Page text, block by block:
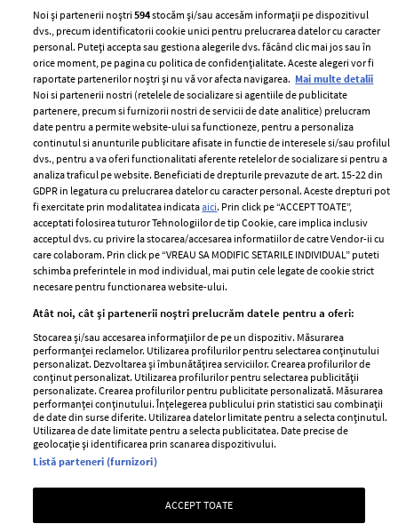
ELLE Style Awards
2024
Despre ELLE
Romania
Contact
Abonamente
Termeni si conditii
Politica de
confidențialitate
Politica de cookies
Publicitate
GSP
Unica
Baby
Retete
femei
Viva
Avantaje
Retete practice
Pariază responsabil! Decizia ONJN nr. 821/25.09.2025.
Jocurile de noroc sunt interzise minorilor.
Noi și partenerii noștri594stocăm și/sau accesăm informații pe dispozitivul
dvs., precum identificatorii cookie unici pentru prelucrarea datelor cu caracter
personal. Puteți accepta sau gestiona alegerile dvs. făcând clic mai jos sau în
orice moment, pe pagina cu politica de confidențialitate. Aceste alegeri vor fi
raportate partenerilor noștri și nu vă vor afecta navigarea. Mai multe detalii
Noi si partenerii nostri (retelele de socializare si agentiile de publicitate
partenere, precum si furnizorii nostri de servicii de date analitice) prelucram
date pentru a permite website-ului sa functioneze, pentru a personaliza
continutul si anunturile publicitare afisate in functie de interesele si/sau profilul
dvs., pentru a va oferi functionalitati aferente retelelor de socializare si pentru a
analiza traficul pe website. Beneficiati de drepturile prevazute de art. 15-22 din
GDPR in legatura cu prelucrarea datelor cu caracter personal. Aceste drepturi pot
fi exercitate prin modalitatea indicataaici. Prin click pe “ACCEPT TOATE”,
acceptati folosirea tuturor Tehnologiilor de tip Cookie, care implica inclusiv
acceptul dvs. cu privire la stocarea/accesarea informatiilor de catre Vendor-ii cu
care colaboram. Prin click pe “VREAU SA MODIFIC SETARILE INDIVIDUAL” puteti
schimba preferintele in mod individual, mai putin cele legate de cookie strict
necesare pentru functionarea website-ului.
Atât noi, cât și partenerii noștri prelucrăm datele pentru a oferi:
Stocarea și/sau accesarea informațiilor de pe un dispozitiv. Măsurarea
performanței reclamelor. Utilizarea profilurilor pentru selectarea conținutului
personalizat. Dezvoltarea și îmbunătățirea serviciilor. Crearea profilurilor de
conținut personalizat. Utilizarea profilurilor pentru selectarea publicității
personalizate. Crearea profilurilor pentru publicitate personalizată. Măsurarea
performanței conținutului. Înțelegerea publicului prin statistici sau combinații
de date din surse diferite. Utilizarea datelor limitate pentru a selecta conținutul.
Utilizarea de date limitate pentru a selecta publicitatea. Date precise de
geolocație și identificarea prin scanarea dispozitivului.
Listă parteneri (furnizori)
ACCEPT TOATE